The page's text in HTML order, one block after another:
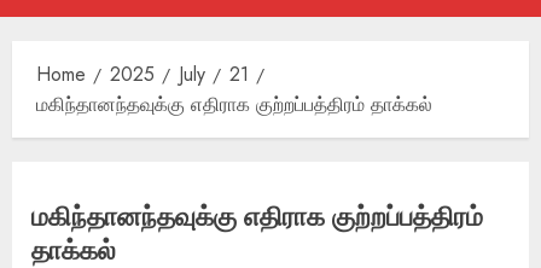
Menu
Home 2025 July
21
மகிந்தானந்தவுக்கு எதிராக குற்றப்பத்திரம் தாக்கல்
மகிந்தானந்தவுக்கு எதிராக குற்றப்பத்திரம்
தாக்கல்